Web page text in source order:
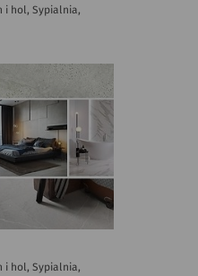
i hol, Sypialnia,
i hol, Sypialnia,